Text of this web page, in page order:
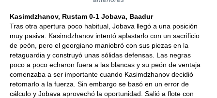
Kasimdzhanov, Rustam 0-1 Jobava, Baadur
Tras otra apertura poco habitual, Jobava llegó a una posición
muy pasiva. Kasimdzhanov intentó aplastarlo con un sacrificio
de peón, pero el georgiano maniobró con sus piezas en la
retaguardia y construyó unas sólidas defensas. Las negras
poco a poco echaron fuera a las blancas y su peón de ventaja
comenzaba a ser importante cuando Kasimdzhanov decidió
retomarlo a la fuerza. Sin embargo se basó en un error de
cálculo y Jobava aprovechó la oportunidad. Salió a flote con